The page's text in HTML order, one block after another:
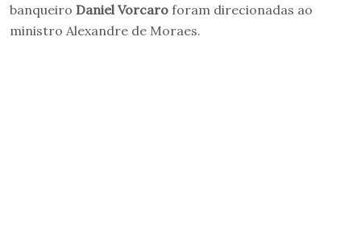
banqueiro Daniel Vorcaro foram direcionadas ao
ministro Alexandre de Moraes.